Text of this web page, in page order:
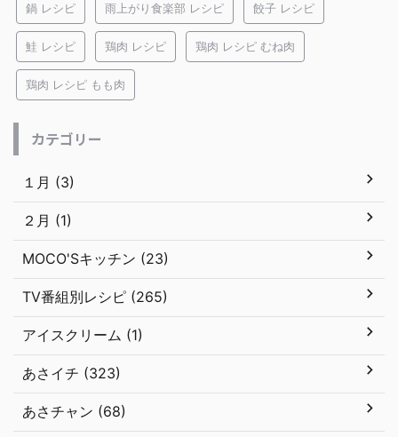
鍋 レシピ 雨上がり食楽部 レシピ 餃子 レシピ
鮭 レシピ 鶏肉 レシピ 鶏肉 レシピ むね肉
鶏肉 レシピ もも肉
カテゴリー
１月 (3)
２月 (1)
MOCO'Sキッチン (23)
TV番組別レシピ (265)
アイスクリーム (1)
あさイチ (323)
あさチャン (68)